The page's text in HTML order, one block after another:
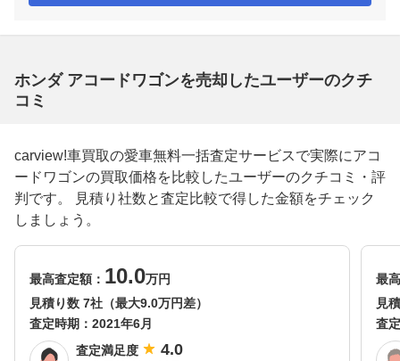
ホンダ アコードワゴンを売却したユーザーのクチ
コミ
carview!車買取の愛車無料一括査定サービスで実際にアコ
ードワゴンの買取価格を比較したユーザーのクチコミ・評
判です。 見積り社数と査定比較で得した金額をチェック
しましょう。
最高査定額： 10.0万円
見積り数 7社（最大9.0万円差）
査定時期： 2021年6月
査定満足度
4.0
最
見
査